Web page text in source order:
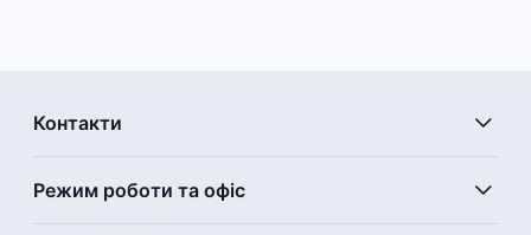
Контакти
Режим роботи та офіс